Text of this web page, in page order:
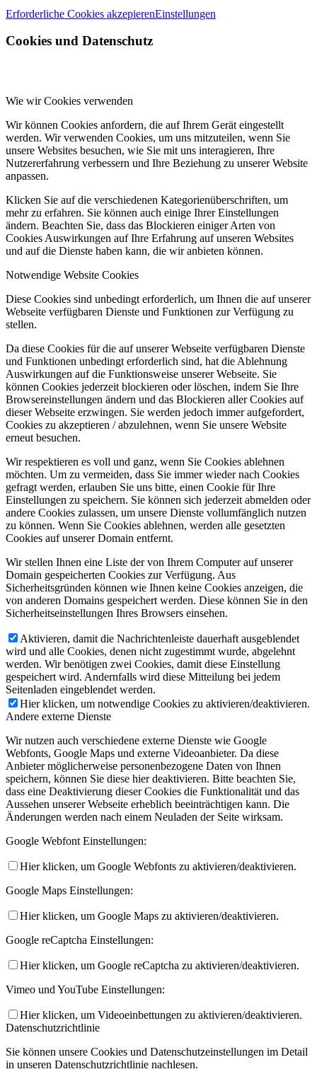
Erforderliche Cookies akzepierenEinstellungen
Cookies und Datenschutz
Wie wir Cookies verwenden
Wir können Cookies anfordern, die auf Ihrem Gerät eingestellt
werden. Wir verwenden Cookies, um uns mitzuteilen, wenn Sie
unsere Websites besuchen, wie Sie mit uns interagieren, Ihre
Nutzererfahrung verbessern und Ihre Beziehung zu unserer Website
anpassen.
Klicken Sie auf die verschiedenen Kategorienüberschriften, um
mehr zu erfahren. Sie können auch einige Ihrer Einstellungen
ändern. Beachten Sie, dass das Blockieren einiger Arten von
Cookies Auswirkungen auf Ihre Erfahrung auf unseren Websites
und auf die Dienste haben kann, die wir anbieten können.
Notwendige Website Cookies
Diese Cookies sind unbedingt erforderlich, um Ihnen die auf unserer
Webseite verfügbaren Dienste und Funktionen zur Verfügung zu
stellen.
Da diese Cookies für die auf unserer Webseite verfügbaren Dienste
und Funktionen unbedingt erforderlich sind, hat die Ablehnung
Auswirkungen auf die Funktionsweise unserer Webseite. Sie
können Cookies jederzeit blockieren oder löschen, indem Sie Ihre
Browsereinstellungen ändern und das Blockieren aller Cookies auf
dieser Webseite erzwingen. Sie werden jedoch immer aufgefordert,
Cookies zu akzeptieren / abzulehnen, wenn Sie unsere Website
erneut besuchen.
Wir respektieren es voll und ganz, wenn Sie Cookies ablehnen
möchten. Um zu vermeiden, dass Sie immer wieder nach Cookies
gefragt werden, erlauben Sie uns bitte, einen Cookie für Ihre
Einstellungen zu speichern. Sie können sich jederzeit abmelden oder
andere Cookies zulassen, um unsere Dienste vollumfänglich nutzen
zu können. Wenn Sie Cookies ablehnen, werden alle gesetzten
Cookies auf unserer Domain entfernt.
Wir stellen Ihnen eine Liste der von Ihrem Computer auf unserer
Domain gespeicherten Cookies zur Verfügung. Aus
Sicherheitsgründen können wie Ihnen keine Cookies anzeigen, die
von anderen Domains gespeichert werden. Diese können Sie in den
Sicherheitseinstellungen Ihres Browsers einsehen.
Aktivieren, damit die Nachrichtenleiste dauerhaft ausgeblendet
wird und alle Cookies, denen nicht zugestimmt wurde, abgelehnt
werden. Wir benötigen zwei Cookies, damit diese Einstellung
gespeichert wird. Andernfalls wird diese Mitteilung bei jedem
Seitenladen eingeblendet werden.
Hier klicken, um notwendige Cookies zu aktivieren/deaktivieren.
Andere externe Dienste
Wir nutzen auch verschiedene externe Dienste wie Google
Webfonts, Google Maps und externe Videoanbieter. Da diese
Anbieter möglicherweise personenbezogene Daten von Ihnen
speichern, können Sie diese hier deaktivieren. Bitte beachten Sie,
dass eine Deaktivierung dieser Cookies die Funktionalität und das
Aussehen unserer Webseite erheblich beeinträchtigen kann. Die
Änderungen werden nach einem Neuladen der Seite wirksam.
Google Webfont Einstellungen:
Hier klicken, um Google Webfonts zu aktivieren/deaktivieren.
Google Maps Einstellungen:
Hier klicken, um Google Maps zu aktivieren/deaktivieren.
Google reCaptcha Einstellungen:
Hier klicken, um Google reCaptcha zu aktivieren/deaktivieren.
Vimeo und YouTube Einstellungen:
Hier klicken, um Videoeinbettungen zu aktivieren/deaktivieren.
Datenschutzrichtlinie
Sie können unsere Cookies und Datenschutzeinstellungen im Detail
in unseren Datenschutzrichtlinie nachlesen.